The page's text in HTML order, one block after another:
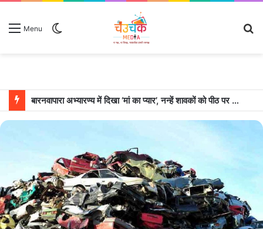
Menu
बारनवापारा अभ्यारण्य में दिखा ‘मां का प्यार’, नन्हें शावकों को पीठ पर बैठाकर घूमती दिखी मादा भालू